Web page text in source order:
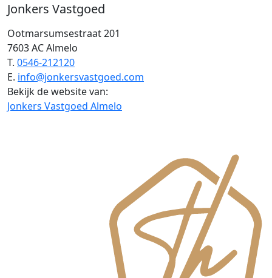
Jonkers Vastgoed
Ootmarsumsestraat 201
7603 AC Almelo
T. 0546-212120
E. info@jonkersvastgoed.com
Bekijk de website van:
Jonkers Vastgoed Almelo